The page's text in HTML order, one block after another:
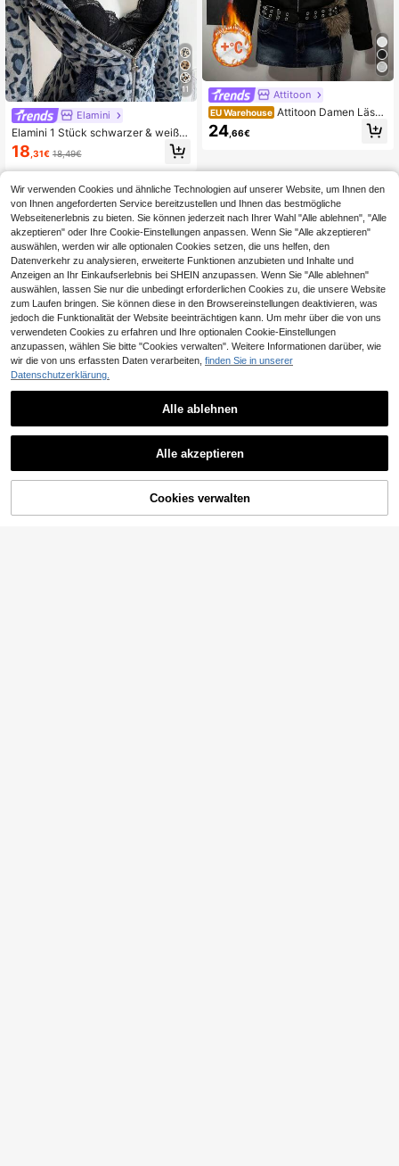
11
Elamini
Elamini 1 Stück schwarzer & weißer
lässiger, süßer Kontrast-Farbflanell,
thermisch gefütterte bedruckte Leo
parden-Herz Reißverschluss-Swea
hule Saison, Loungewear
18 ,31€ 18,49€
Attitoon
EU Warehouse Attitoon Damen Lässi
g Reißverschluss Thermofutter Kap
uzen Sweatshirt mit Fellkragen, gee
t Damen, Reißverschluss Sweatshir
t für Damen
24 ,66€
ZUM WARENKORB HINZUFÜGEN
Wir verwenden Cookies und ähnliche Technologien auf unserer Website, um Ihnen den
von Ihnen angeforderten Service bereitzustellen und Ihnen das bestmögliche
Webseitenerlebnis zu bieten. Sie können jederzeit nach Ihrer Wahl "Alle ablehnen", "Alle
akzeptieren" oder Ihre Cookie-Einstellungen anpassen. Wenn Sie "Alle akzeptieren"
auswählen, werden wir alle optionalen Cookies setzen, die uns helfen, den
Datenverkehr zu analysieren, erweiterte Funktionen anzubieten und Inhalte und
Anzeigen an Ihr Einkaufserlebnis bei SHEIN anzupassen. Wenn Sie "Alle ablehnen"
auswählen, lassen Sie nur die unbedingt erforderlichen Cookies zu, die unsere Website
zum Laufen bringen. Sie können diese in den Browsereinstellungen deaktivieren, was
jedoch die Funktionalität der Website beeinträchtigen kann. Um mehr über die von uns
verwendeten Cookies zu erfahren und Ihre optionalen Cookie-Einstellungen
anzupassen, wählen Sie bitte "Cookies verwalten". Weitere Informationen darüber, wie
wir die von uns erfassten Daten verarbeiten, finden Sie in unserer
Datenschutzerklärung.
Alle ablehnen
Alle akzeptieren
Cookies verwalten